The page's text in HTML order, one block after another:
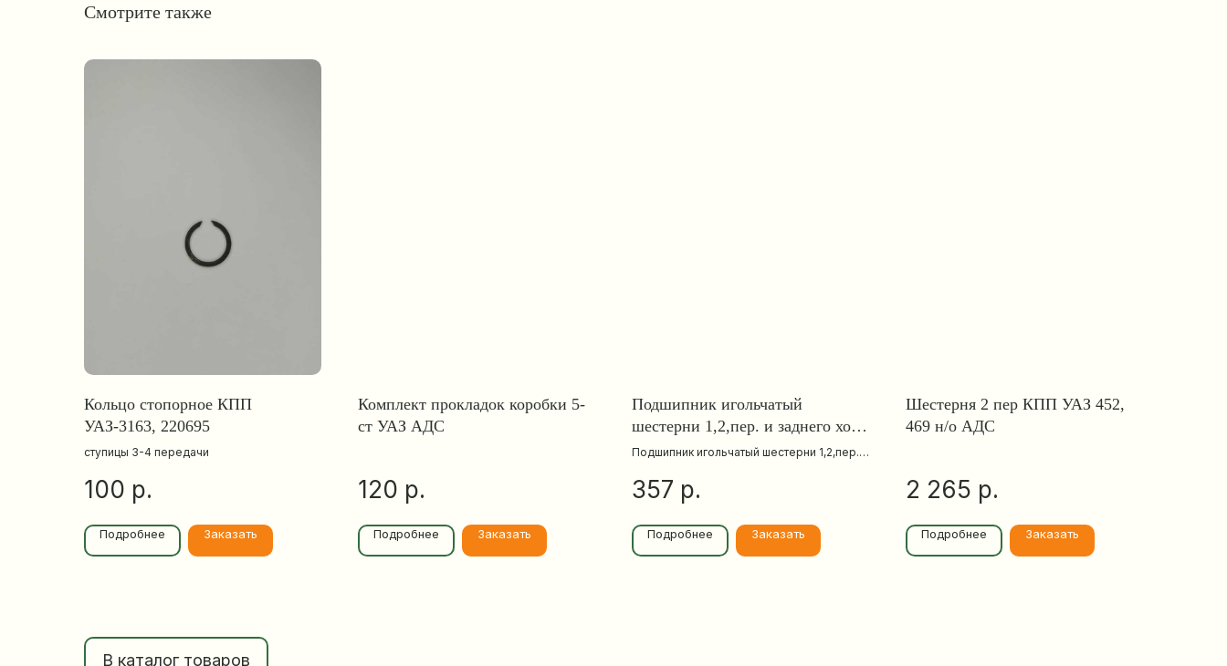
Смотрите также
Кольцо стопорное КПП
УАЗ-3163, 220695
ступицы 3-4 передачи
100 р.
Подробнее Заказать
Комплект прокладок коробки 5-
ст УАЗ АДС
120 р.
Подробнее Заказать
Подшипник игольчатый
шестерни 1,2,пер. и заднего хода
5ст. КПП
Подшипник игольчатый шестерни 1,2,пер. и
357 р.
Подробнее Заказать
Шестерня 2 пер КПП УАЗ 452,
469 н/о АДС
2 265 р.
Подробнее Заказать
В каталог товаров